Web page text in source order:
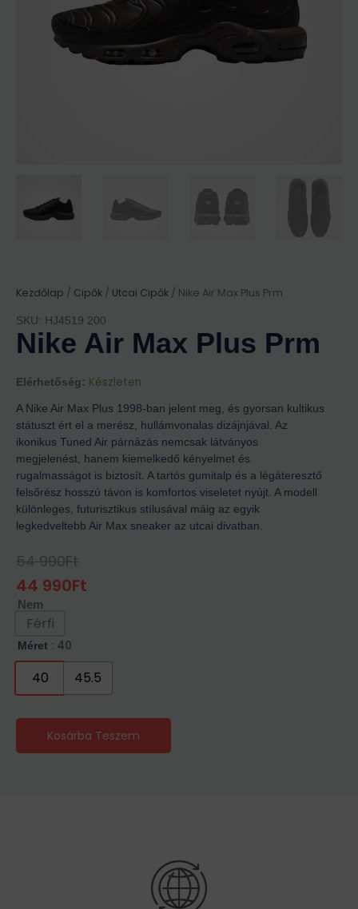
Kezdőlap / Cipők / Utcai Cipők / Nike Air Max Plus Prm
SKU: HJ4519 200
Nike Air Max Plus Prm
Elérhetőség: Készleten
A Nike Air Max Plus 1998-ban jelent meg, és gyorsan kultikus
státuszt ért el a merész, hullámvonalas dizájnjával. Az
ikonikus Tuned Air párnázás nemcsak látványos
megjelenést, hanem kiemelkedő kényelmet és
rugalmasságot is biztosít. A tartós gumitalp és a légáteresztő
felsőrész hosszú távon is komfortos viseletet nyújt. A modell
különleges, futurisztikus stílusával máig az egyik
legkedveltebb Air Max sneaker az utcai divatban.
54 990Ft
Original
Was:
54
990Ft.
44 990Ft
Current
Is:
44
990Ft.
Nem
Férfi
Méret : 40
40 45.5
Kosárba Teszem